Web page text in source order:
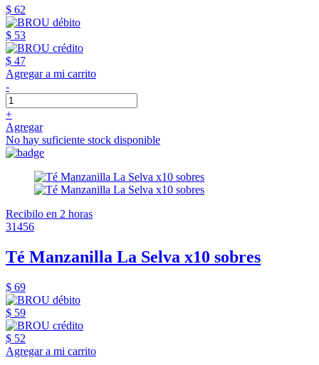
$ 62
$ 53
$ 47
Agregar a mi carrito
-
+
Agregar
No hay suficiente stock disponible
Recibilo en 2 horas
31456
Té Manzanilla La Selva x10 sobres
$ 69
$ 59
$ 52
Agregar a mi carrito